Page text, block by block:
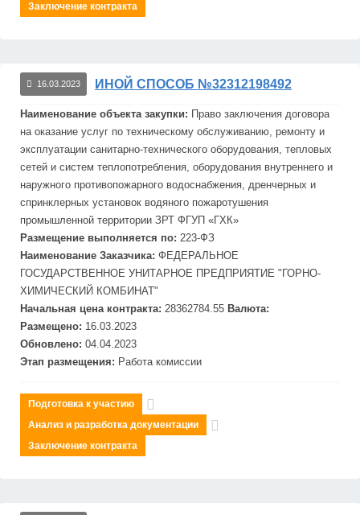
Заключение контракта
16.03.2023 ИНОЙ СПОСОБ №32312198492
Наименование объекта закупки: Право заключения договора
на оказание услуг по техническому обслуживанию, ремонту и
эксплуатации санитарно-технического оборудования, тепловых
сетей и систем теплопотребления, оборудования внутреннего и
наружного противопожарного водоснабжения, дренчерных и
спринклерных установок водяного пожаротушения
промышленной территории ЗРТ ФГУП «ГХК»
Размещение выполняется по: 223-ФЗ
Наименование Заказчика: ФЕДЕРАЛЬНОЕ
ГОСУДАРСТВЕННОЕ УНИТАРНОЕ ПРЕДПРИЯТИЕ "ГОРНО-
ХИМИЧЕСКИЙ КОМБИНАТ"
Начальная цена контракта: 28362784.55 Валюта:
Размещено: 16.03.2023
Обновлено: 04.04.2023
Этап размещения: Работа комиссии
Подготовка к участию
Анализ и разработка документации
Заключение контракта